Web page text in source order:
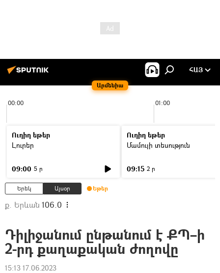
Արմենիա
ՀԱՅ
00:00 01:00
Ուղիղ եթեր
Լուրեր
09:00 5 ր
Ուղիղ եթեր
Մամուլի տեսություն
09:15 2 ր
Երեկ Այսօր Եթեր
ք. Երևան 106.0
Դիլիջանում ընթանում է ՔՊ–ի
2-րդ քաղաքական ժողովը
15:13 17.06.2023